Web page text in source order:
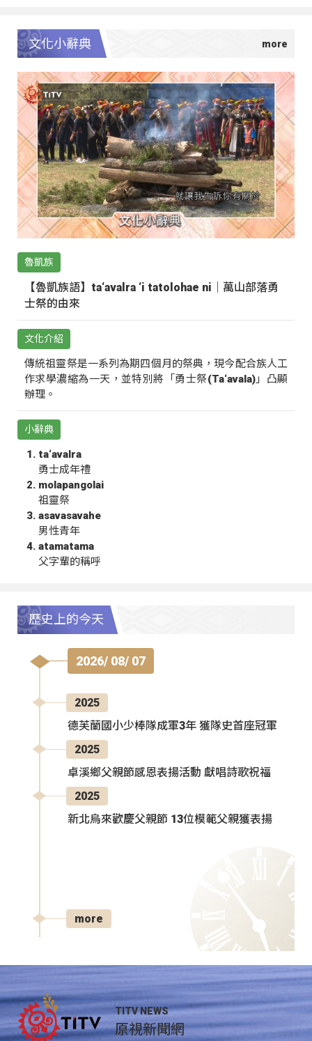
文化小辭典
魯凱族
【魯凱族語】ta‘avalra ‘i tatolohae ni｜萬山部落勇
士祭的由來
文化介紹
傳統祖靈祭是一系列為期四個月的祭典，現今配合族人工
作求學濃縮為一天，並特別將「勇士祭(Ta‘avala)」凸顯
辦理。
小辭典
ta‘avalra
勇士成年禮
molapangolai
祖靈祭
asavasavahe
男性青年
atamatama
父字輩的稱呼
歷史上的今天
2026/ 08/ 07
2025
德芙蘭國小少棒隊成軍3年 獲隊史首座冠軍
2025
卓溪鄉父親節感恩表揚活動 獻唱詩歌祝福
2025
新北烏來歡慶父親節 13位模範父親獲表揚
more
TITV NEWS
原視新聞網